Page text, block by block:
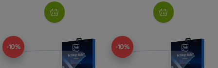
-10% -10%